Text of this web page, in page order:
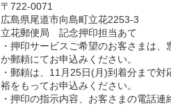
〒722-0071
広島県尾道市向島町立花2253-3
立花郵便局 記念押印担当あて
・押印サービスご希望のお客さまは
か郵頼にてお申込みください。
・郵頼は、11月25日(月)到着分まで
裕をもってお申込みください。
・押印の指示内容、お客さまの電話